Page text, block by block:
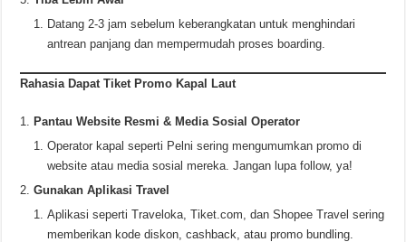
Datang 2-3 jam sebelum keberangkatan untuk menghindari
antrean panjang dan mempermudah proses boarding.
Rahasia Dapat Tiket Promo Kapal Laut
Pantau Website Resmi & Media Sosial Operator
Operator kapal seperti Pelni sering mengumumkan promo di
website atau media sosial mereka. Jangan lupa follow, ya!
Gunakan Aplikasi Travel
Aplikasi seperti Traveloka, Tiket.com, dan Shopee Travel sering
memberikan kode diskon, cashback, atau promo bundling.